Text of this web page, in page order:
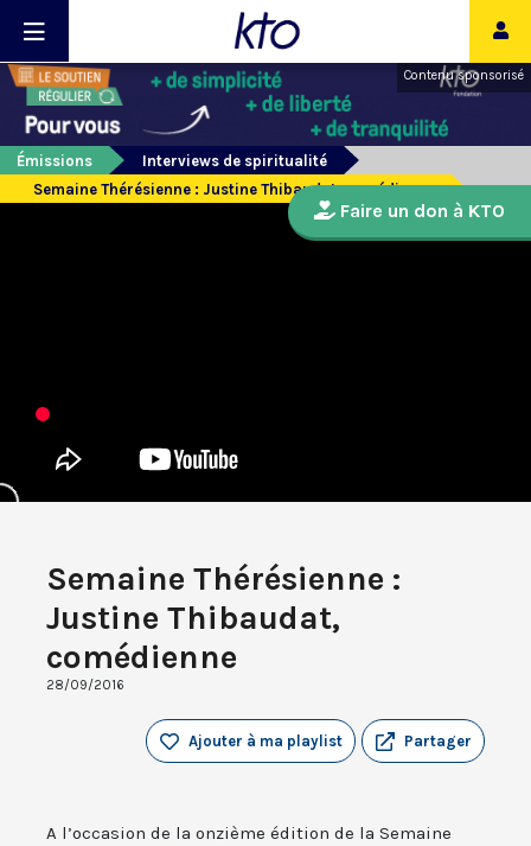
Contenu sponsorisé
Émissions
Interviews de spiritualité
Semaine Thérésienne : Justine Thibaudat, comédienne
Semaine Thérésienne :
Justine Thibaudat,
comédienne
28/09/2016
Partager
Ajouter à ma playlist
A l’occasion de la onzième édition de la Semaine
Faire un don à KTO